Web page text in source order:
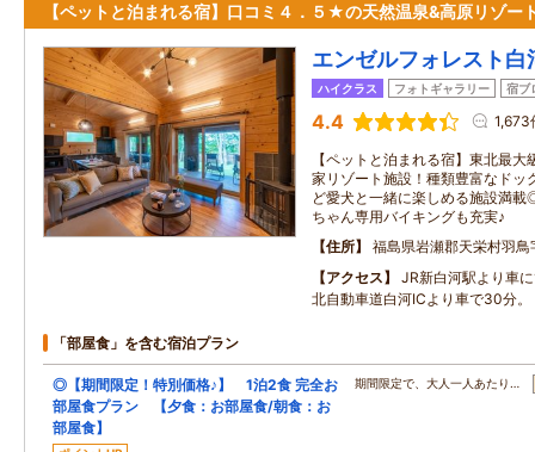
【ペットと泊まれる宿】口コミ４．５★の天然温泉&高原リゾー
エンゼルフォレスト白
ハイクラス フォトギャラリー 宿ブ
4.4 1,673
【ペットと泊まれる宿】東北最
家リゾート施設！種類豊富なドッ
ど愛犬と一緒に楽しめる施設満
ちゃん専用バイキングも充実♪
住所
福島県岩瀬郡天栄村羽鳥
アクセス
JR新白河駅より車
北自動車道白河ICより車で30分。
「部屋食」を含む宿泊プラン
◎【期間限定！特別価格♪】 1泊2食 完全お
部屋食プラン 【夕食：お部屋食/朝食：お
部屋食】
期間限定で、大人一人あたり…